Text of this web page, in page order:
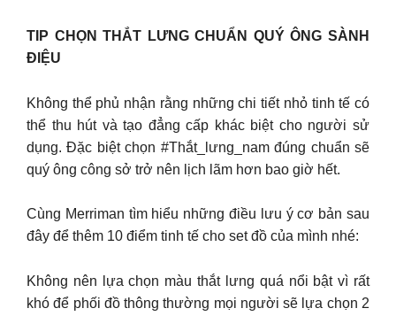
TIP CHỌN THẮT LƯNG CHUẨN QUÝ ÔNG SÀNH
ĐIỆU
Không thể phủ nhận rằng những chi tiết nhỏ tinh tế có
thể thu hút và tạo đẳng cấp khác biệt cho người sử
dụng. Đặc biệt chọn #Thắt_lưng_nam đúng chuẩn sẽ
quý ông công sở trở nên lịch lãm hơn bao giờ hết.
Cùng Merriman tìm hiểu những điều lưu ý cơ bản sau
đây để thêm 10 điểm tinh tế cho set đồ của mình nhé:
Không nên lựa chọn màu thắt lưng quá nổi bật vì rất
khó để phối đồ thông thường mọi người sẽ lựa chọn 2